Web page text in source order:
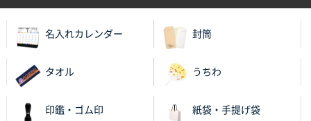
以前発注しているので、データが残っている点が良か
2025年11月25日 16:41
名入れカレンダー 封筒
タオル うちわ
印鑑・ゴム印 紙袋・手提げ袋